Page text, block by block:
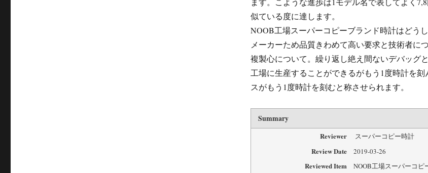
似ている度に達します。
NOOB工場スーパーコピーブランド時計はどう
メーカーため品質きわめて高い要求と技術者に
複製心について。繰り返し絶え間ないデバッグ
工場に生産することができるがもう1度時計を
スがもう1度時計を刻むと称させられます。
Summary
Reviewer スーパーコピー時計
Review Date 2019-03-26
Reviewed Item NOOB工場スーパーコ